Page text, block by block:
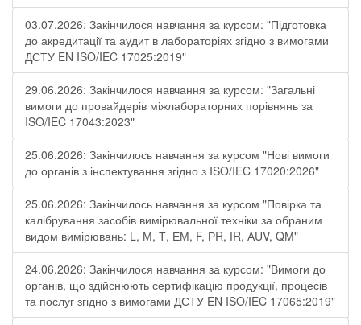
03.07.2026: Закінчилося навчання за курсом: "Підготовка
до акредитації та аудит в лабораторіях згідно з вимогами
ДСТУ EN ISO/IEC 17025:2019"
29.06.2026: Закінчилося навчання за курсом: "Загальні
вимоги до провайдерів міжлабораторних порівнянь за
ISO/IEC 17043:2023"
25.06.2026: Закінчилось навчання за курсом "Нові вимоги
до органів з інспектування згідно з ISO/IEC 17020:2026"
25.06.2026: Закінчилось навчання за курсом "Повірка та
калібрування засобів вимірювальної техніки за обраним
видом вимірювань: L, М, Т, ЕМ, F, РR, ІR, АUV, QМ"
24.06.2026: Закінчилося навчання за курсом: "Вимоги до
органів, що здійснюють сертифікацію продукції, процесів
та послуг згідно з вимогами ДСТУ EN ISO/IEC 17065:2019"